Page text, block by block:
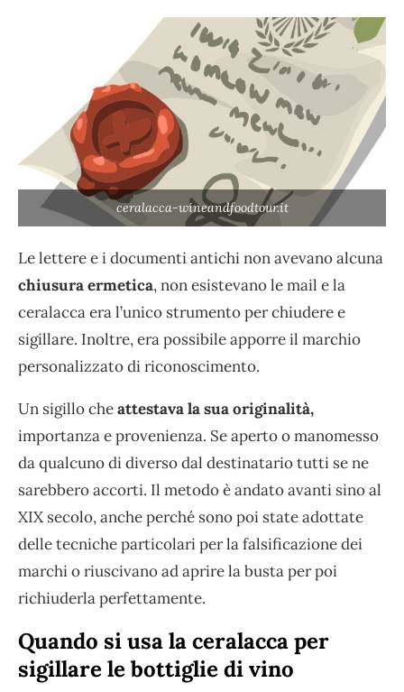
ceralacca-wineandfoodtour.it
Le lettere e i documenti antichi non avevano alcuna
chiusura ermetica, non esistevano le mail e la
ceralacca era l’unico strumento per chiudere e
sigillare. Inoltre, era possibile apporre il marchio
personalizzato di riconoscimento.
Un sigillo cheattestava la sua originalità,
importanza e provenienza. Se aperto o manomesso
da qualcuno di diverso dal destinatario tutti se ne
sarebbero accorti. Il metodo è andato avanti sino al
XIX secolo, anche perché sono poi state adottate
delle tecniche particolari per la falsificazione dei
marchi o riuscivano ad aprire la busta per poi
richiuderla perfettamente.
Quando si usa la ceralacca per
sigillare le bottiglie di vino